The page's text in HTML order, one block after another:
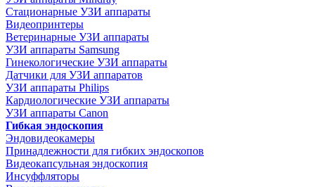
Стационарные УЗИ аппараты
Видеопринтеры
Ветеринарные УЗИ аппараты
УЗИ аппараты Samsung
Гинекологические УЗИ аппараты
Датчики для УЗИ аппаратов
УЗИ аппараты Philips
Кардиологические УЗИ аппараты
УЗИ аппараты Canon
Гибкая эндоскопия
Эндовидеокамеры
Принадлежности для гибких эндоскопов
Видеокапсульная эндоскопия
Инсуффляторы